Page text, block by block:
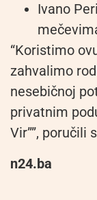
Ivano
“Koristimo
zahvalimo
nesebičnoj
privatnim
Vir””, poručili
n24.ba